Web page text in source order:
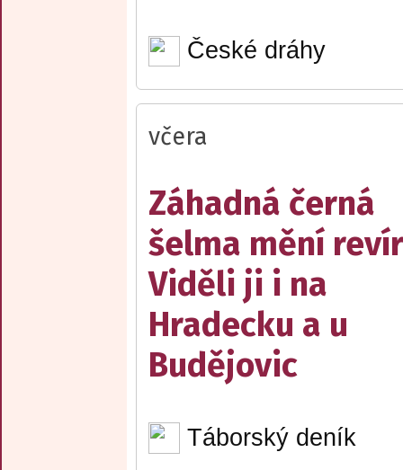
České dráhy
včera
Záhadná černá
šelma mění
Viděli ji i na
Hradecku a u
Budějovic
Táborský deník